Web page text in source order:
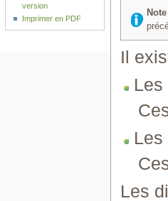
Il
Les
version
Imprimer en PDF